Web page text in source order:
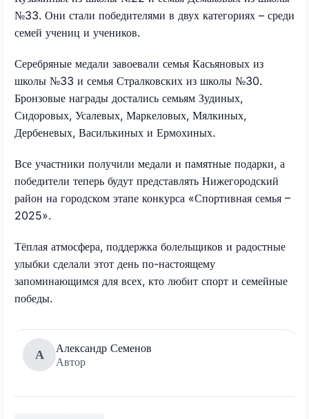
№33. Они стали победителями в двух категориях – среди
семей учениц и учеников.
Серебряные медали завоевали семья Касьяновых из
школы №33 и семья Стралковских из школы №30.
Бронзовые награды достались семьям Зудиных,
Сидоровых, Усалевых, Маркеловых, Мялкиных,
Дербеневых, Василькиных и Ермохиных.
Все участники получили медали и памятные подарки, а
победители теперь будут представлять Нижегородский
район на городском этапе конкурса «Спортивная семья –
2025».
Тёплая атмосфера, поддержка болельщиков и радостные
улыбки сделали этот день по-настоящему
запоминающимся для всех, кто любит спорт и семейные
победы.
А
Александр Семенов
Автор